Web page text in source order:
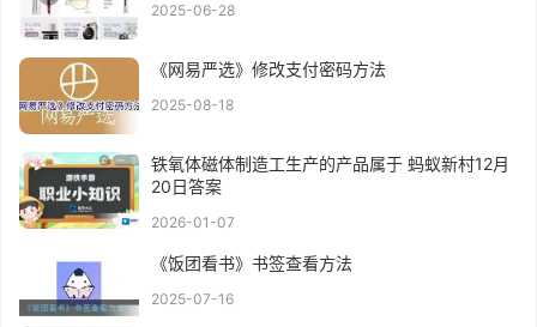
2025-06-28
《网易严选》修改支付密码方法
2025-08-18
铁氧体磁体制造工生产的产品属于 蚂蚁新村12月
20日答案
2026-01-07
《饭团看书》书签查看方法
2025-07-16